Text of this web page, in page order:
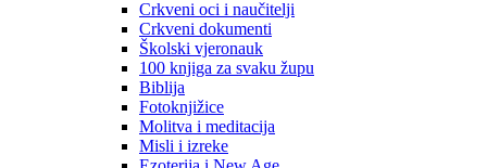
Crkveni oci i naučitelji
Crkveni dokumenti
Školski vjeronauk
100 knjiga za svaku župu
Biblija
Fotoknjižice
Molitva i meditacija
Misli i izreke